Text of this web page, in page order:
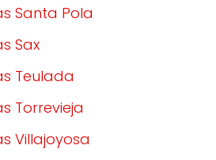
Santa Pola
Sax
Teulada
Torrevieja
Villajoyosa